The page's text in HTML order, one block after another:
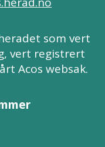
som vert
vert registrert
Acos websak.